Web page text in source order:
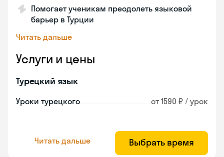
Помогает ученикам преодолеть языковой
барьер в Турции
Читать дальше
Услуги и цены
Турецкий язык
Уроки турецкого от 1590 ₽ / урок
Читать дальше Выбрать время